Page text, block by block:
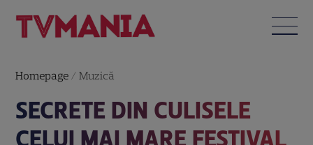
Homepage /Muzică
SECRETE DIN CULISELE
CELUI MAI MARE FESTIVAL